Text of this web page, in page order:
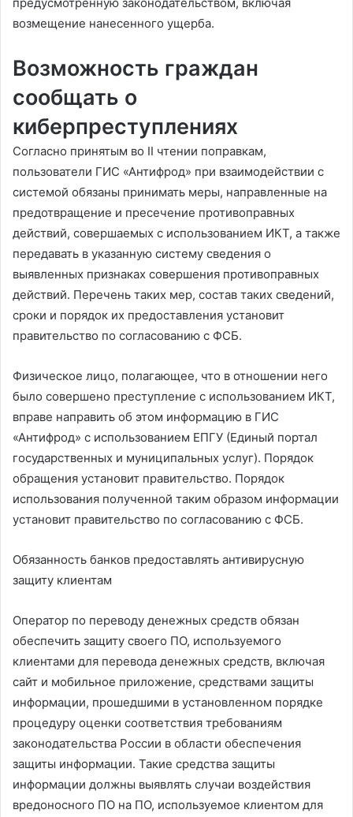
возмещение нанесенного ущерба.
Возможность граждан
сообщать о
киберпреступлениях
Согласно принятым во II чтении поправкам,
пользователи ГИС «Антифрод» при взаимодействии с
системой обязаны принимать меры, направленные на
предотвращение и пресечение противоправных
действий, совершаемых с использованием ИКТ, а также
передавать в указанную систему сведения о
выявленных признаках совершения противоправных
действий. Перечень таких мер, состав таких сведений,
сроки и порядок их предоставления установит
правительство по согласованию с ФСБ.
Физическое лицо, полагающее, что в отношении него
было совершено преступление с использованием ИКТ,
вправе направить об этом информацию в ГИС
«Антифрод» с использованием ЕПГУ (Единый портал
государственных и муниципальных услуг). Порядок
обращения установит правительство. Порядок
использования полученной таким образом информации
установит правительство по согласованию с ФСБ.
Обязанность банков предоставлять антивирусную
защиту клиентам
Оператор по переводу денежных средств обязан
обеспечить защиту своего ПО, используемого
клиентами для перевода денежных средств, включая
сайт и мобильное приложение, средствами защиты
информации, прошедшими в установленном порядке
процедуру оценки соответствия требованиям
законодательства России в области обеспечения
защиты информации. Такие средства защиты
информации должны выявлять случаи воздействия
вредоносного ПО на ПО, используемое клиентом для